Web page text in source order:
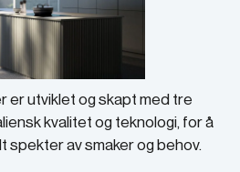
er utviklet og skapt med tre
kvalitet og teknologi, for å
spekter av smaker og behov.